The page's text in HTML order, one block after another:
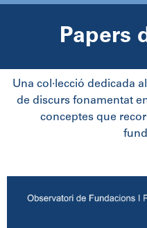
Papers
Una col·lecció dedicada
de discurs fonamentat
conceptes que